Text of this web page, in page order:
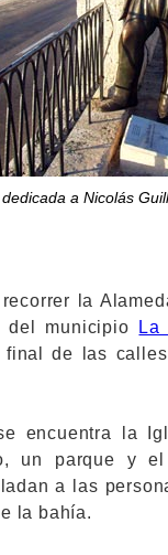
a Nicolás
la
del municipio
La
de las
encuentra la
un parque y
a las
la bahía.